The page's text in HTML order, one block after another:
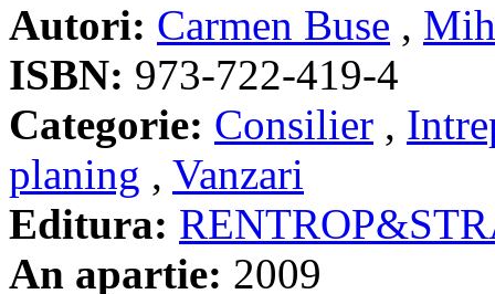
Autori: Carmen Buse ,
ISBN: 973-722-419-4
Categorie: Consilier ,
planing , Vanzari
Editura:
An apartie: 2009